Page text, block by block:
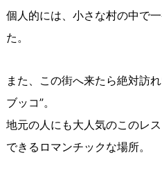
個人的には、小さな村の中で
た。
また、この街へ来たら絶対訪
ブッコ”。
地元の人にも大人気のこのレ
できるロマンチックな場所。